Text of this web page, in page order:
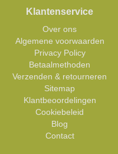
Klantenservice
Over ons
Algemene voorwaarden
Privacy Policy
Betaalmethoden
Verzenden & retourneren
Sitemap
Klantbeoordelingen
Cookiebeleid
Blog
Contact